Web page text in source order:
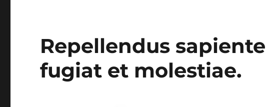
Repellendus
fugiat et molestiae.